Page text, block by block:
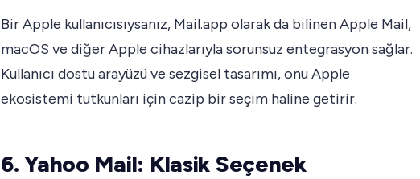
Bir Apple kullanıcısıysanız, Mail.app olarak da bilinen Apple Mail,
macOS ve diğer Apple cihazlarıyla sorunsuz entegrasyon sağlar.
Kullanıcı dostu arayüzü ve sezgisel tasarımı, onu Apple
ekosistemi tutkunları için cazip bir seçim haline getirir.
6. Yahoo Mail: Klasik Seçenek